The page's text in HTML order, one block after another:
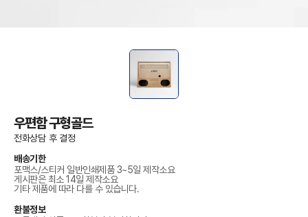
우편함 구형골드
전화상담 후 결정
배송기한
포맥스/스티커 일반인쇄제품 3~5일 제작소요
게시판은 최소 14일 제작소요
기타 제품에 따라 다를 수 있습니다.
환불정보